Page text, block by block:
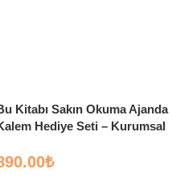
Kitabı Sakın Okuma Ajanda
Hediye Seti – Kurumsal
₺